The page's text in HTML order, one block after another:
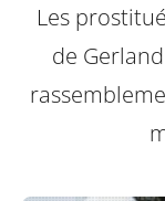
Les
de